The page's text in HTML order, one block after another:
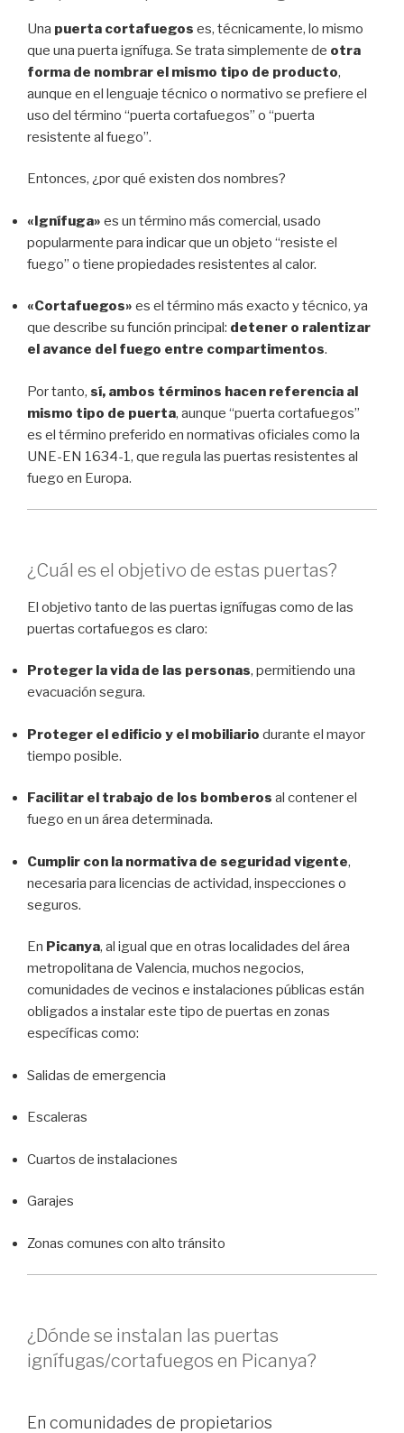
Una puerta cortafuegos es, técnicamente, lo mismo
que una puerta ignífuga. Se trata simplemente de otra
forma de nombrar el mismo tipo de producto,
aunque en el lenguaje técnico o normativo se prefiere el
uso del término “puerta cortafuegos” o “puerta
resistente al fuego”.
Entonces, ¿por qué existen dos nombres?
«Ignífuga» es un término más comercial, usado
popularmente para indicar que un objeto “resiste el
fuego” o tiene propiedades resistentes al calor.
«Cortafuegos» es el término más exacto y técnico, ya
que describe su función principal: detener o ralentizar
el avance del fuego entre compartimentos.
Por tanto, sí, ambos términos hacen referencia al
mismo tipo de puerta, aunque “puerta cortafuegos”
es el término preferido en normativas oficiales como la
UNE-EN 1634-1, que regula las puertas resistentes al
fuego en Europa.
¿Cuál es el objetivo de estas puertas?
El objetivo tanto de las puertas ignífugas como de las
puertas cortafuegos es claro:
Proteger la vida de las personas, permitiendo una
evacuación segura.
Proteger el edificio y el mobiliario durante el mayor
tiempo posible.
Facilitar el trabajo de los bomberos al contener el
fuego en un área determinada.
Cumplir con la normativa de seguridad vigente,
necesaria para licencias de actividad, inspecciones o
seguros.
En Picanya, al igual que en otras localidades del área
metropolitana de Valencia, muchos negocios,
comunidades de vecinos e instalaciones públicas están
obligados a instalar este tipo de puertas en zonas
específicas como:
Salidas de emergencia
Escaleras
Cuartos de instalaciones
Garajes
Zonas comunes con alto tránsito
¿Dónde se instalan las puertas
ignífugas/cortafuegos en Picanya?
En comunidades de propietarios